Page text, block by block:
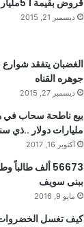
قروض بقيمة 1 5مليار دولار لتنمية سيناء
ديسمبر 21, 2015
الغضبان يتفقد شوارع
جوهره القناه
ديسمبر 27, 2015
مليارات دولار ..ذي
أكتوبر 16, 2017
56673 ألف
ببنى سويف
مايو 9, 2016
كيف تغسل